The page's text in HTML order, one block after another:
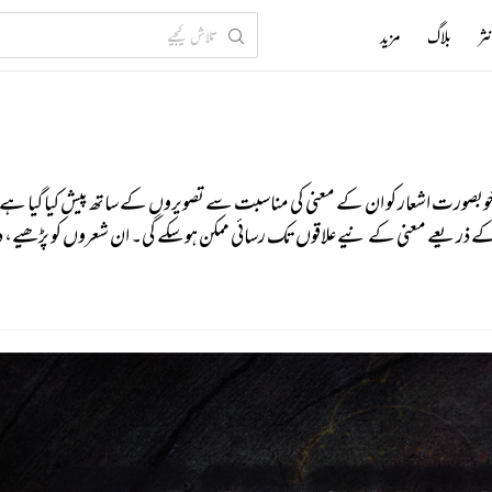
اشعار کو ان کے معنی کی مناسبت سے تصویروں کے ساتھ پیش کیا گیا
ذریعے معنی کے نیےعلاقوں تک رسائی ممکن ہو سکے گی۔ ان شعروں کو پڑھیے،
نثر بلاگ مزید